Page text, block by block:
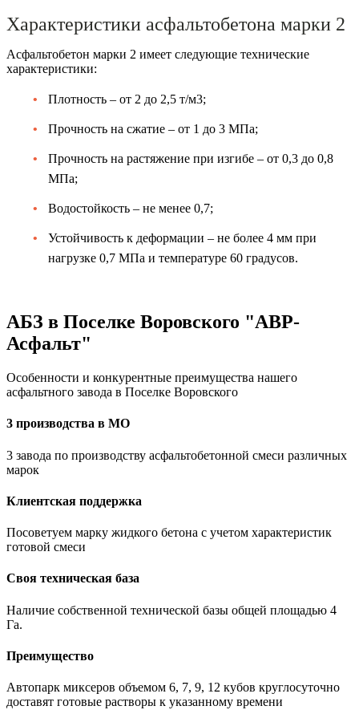
Характеристики асфальтобетона марки 2
Асфальтобетон марки 2 имеет следующие технические
характеристики:
Плотность – от 2 до 2,5 т/м3;
Прочность на сжатие – от 1 до 3 МПа;
Прочность на растяжение при изгибе – от 0,3 до 0,8
МПа;
Водостойкость – не менее 0,7;
Устойчивость к деформации – не более 4 мм при
нагрузке 0,7 МПа и температуре 60 градусов.
АБЗ в Поселке Воровского "АВР-
Асфальт"
Особенности и конкурентные преимущества нашего
асфальтного завода в Поселке Воровского
3 производства в МО
3 завода по производству асфальтобетонной смеси различных
марок
Клиентская поддержка
Посоветуем марку жидкого бетона с учетом характеристик
готовой смеси
Своя техническая база
Наличие собственной технической базы общей площадью 4
Га.
Преимущество
Автопарк миксеров объемом 6, 7, 9, 12 кубов круглосуточно
доставят готовые растворы к указанному времени